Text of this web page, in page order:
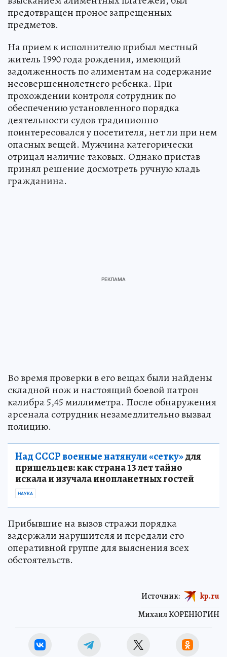
предотвращен пронос запрещенных
предметов.
На прием к исполнителю прибыл местный
житель 1990 года рождения, имеющий
задолженность по алиментам на содержание
несовершеннолетнего ребенка. При
прохождении контроля сотрудник по
обеспечению установленного порядка
деятельности судов традиционно
поинтересовался у посетителя, нет ли при нем
опасных вещей. Мужчина категорически
отрицал наличие таковых. Однако пристав
принял решение досмотреть ручную кладь
гражданина.
Во время проверки в его вещах были найдены
складной нож и настоящий боевой патрон
калибра 5,45 миллиметра. После обнаружения
арсенала сотрудник незамедлительно вызвал
полицию.
Над СССР военные натянули «сетку»для
пришельцев: как страна 13 лет тайно
искала и изучала инопланетных гостей
НАУКА
Прибывшие на вызов стражи порядка
задержали нарушителя и передали его
оперативной группе для выяснения всех
обстоятельств.
Михаил КОРЕНЮГИН
Источник: kp.ru